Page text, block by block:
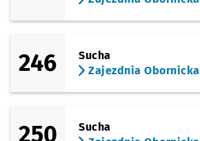
246
Sucha
Zajezdnia Obornicka
250
Sucha